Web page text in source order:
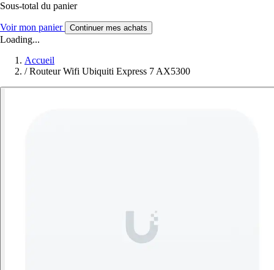
Sous-total du panier
Voir mon panier Continuer mes achats
Loading...
Accueil
/ Routeur Wifi Ubiquiti Express 7 AX5300